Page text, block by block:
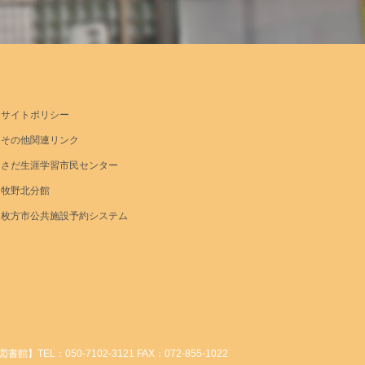
サイトポリシー
その他関連リンク
さだ生涯学習市民センター
牧野北分館
枚方市公共施設予約システム
書館】TEL：050-7102-3121 FAX：072-855-1022